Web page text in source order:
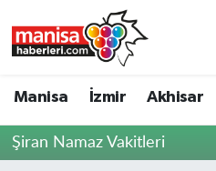
Manisa İzmir Akhisar
Şiran Namaz Vakitleri
Akhisar
Manisa Nöbetçi Eczaneler
Manisa Namaz Vakitleri